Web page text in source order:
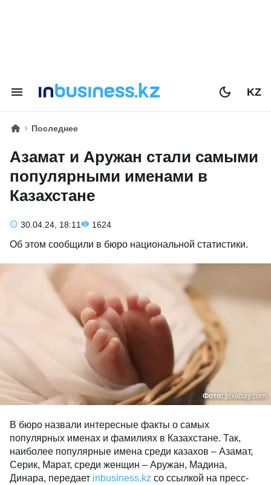
KZ
Последнее
Азамат и Аружан стали самыми
популярными именами в
Казахстане
30.04.24, 18:11 1624
Об этом сообщили в бюро национальной статистики.
Фото:pixabay.com
В бюро назвали интересные факты о самых
популярных именах и фамилиях в Казахстане. Так,
наиболее популярные имена среди казахов – Азамат,
Серик, Марат, среди женщин – Аружан, Мадина,
Динара, передает inbusiness.kz со ссылкой на пресс-